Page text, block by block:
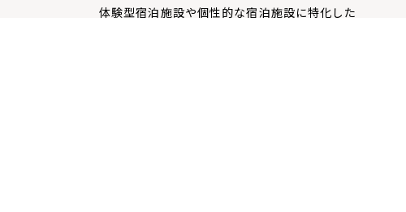
体験型宿泊施設や個性的な宿泊施設に特化した